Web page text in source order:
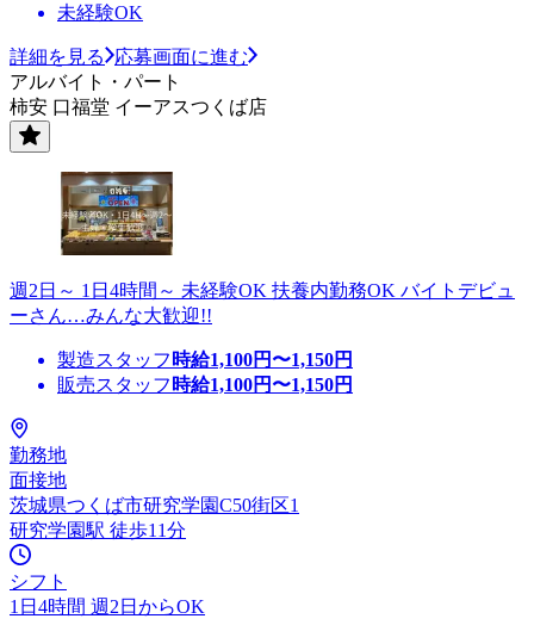
未経験OK
詳細を見る
応募画面に進む
アルバイト・パート
柿安 口福堂 イーアスつくば店
週2日～ 1日4時間～ 未経験OK 扶養内勤務OK バイトデビュ
ーさん…みんな大歓迎!!
製造スタッフ 時給1,100円〜1,150円
販売スタッフ 時給1,100円〜1,150円
勤務地
面接地
茨城県つくば市研究学園C50街区1
研究学園駅 徒歩11分
シフト
1日4時間 週2日からOK